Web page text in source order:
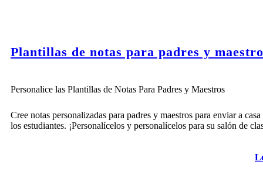
Plantillas de notas para padres y
Personalice las Plantillas de Notas Para Padres y Maestros
Cree notas personalizadas para padres y maestros para enviar a
los estudiantes. ¡Personalícelos y personalícelos para su salón de